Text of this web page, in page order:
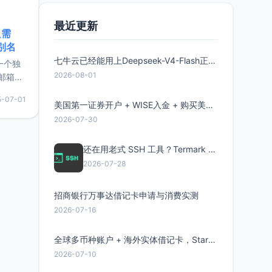
名
个独
箱等
较有
惠的
07-01
最近更新
七牛云已经能用上Deepseek-V4-Flash正式版了，点此领取300万Token
2026-08-01
美国第一证券开户 + WISE入金 + 购买美股全流程分享
2026-07-30
还在用老式 SSH 工具？Termark 新一代跨平台智能SSH客户端了解一下
2026-07-28
招商银行万事达借记卡申请与消费实测
2026-07-16
全球多币种账户 + 海外实体借记卡，Starryblu开户教程与注意事项
2026-07-10